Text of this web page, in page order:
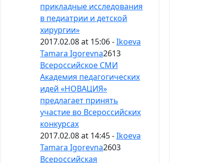
прикладные исследования
в педиатрии и детской
хирургии»
2017.02.08 at 15:06 -Ikoeva
Tamara Igorevna2613
Всероссийское СМИ
Академия педагогических
идей «НОВАЦИЯ»
предлагает принять
участие во Всероссийских
конкурсах
2017.02.08 at 14:45 -Ikoeva
Tamara Igorevna2603
Всероссийская